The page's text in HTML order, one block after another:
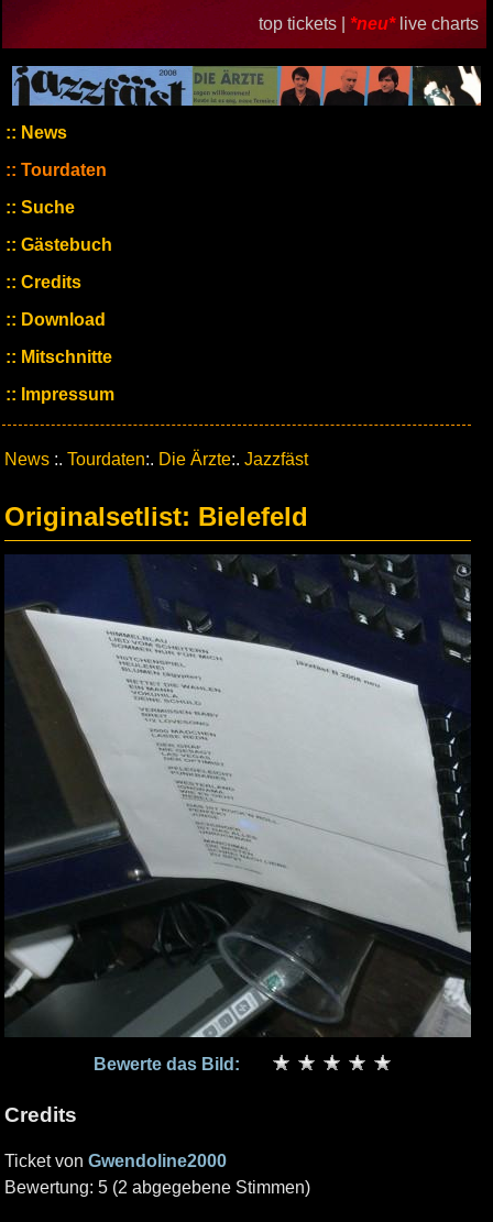
top tickets | *neu* live charts
News
Tourdaten
Suche
Gästebuch
Credits
Download
Mitschnitte
Impressum
News :. Tourdaten:. Die Ärzte:. Jazzfäst
Originalsetlist: Bielefeld
Bewerte das Bild:
Credits
Ticket von Gwendoline2000
Bewertung: 5 (2 abgegebene Stimmen)